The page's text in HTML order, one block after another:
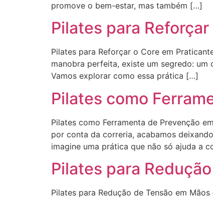
promove o bem-estar, mas também […]
Pilates para
Pilates para Reforçar o Core em
manobra perfeita, existe um segredo:
Vamos explorar como essa prática […]
Pilates como
Pilates como Ferramenta de Prevenção
por conta da correria, acabamos
imagine uma prática que não só ajuda a
Pilates para
Pilates para Redução de Tensão em